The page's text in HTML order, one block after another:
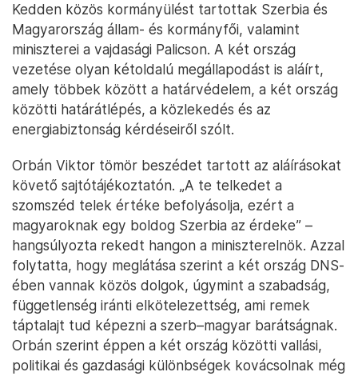
Kedden közös kormányülést tartottak Szerbia és
Magyarország állam- és kormányfői, valamint
miniszterei a vajdasági Palicson. A két ország
vezetése olyan kétoldalú megállapodást is aláírt,
amely többek között a határvédelem, a két ország
közötti határátlépés, a közlekedés és az
energiabiztonság kérdéseiről szólt.
Orbán Viktor tömör beszédet tartott az aláírásokat
követő sajtótájékoztatón. „A te telkedet a
szomszéd telek értéke befolyásolja, ezért a
magyaroknak egy boldog Szerbia az érdeke” –
hangsúlyozta rekedt hangon a miniszterelnök. Azzal
folytatta, hogy meglátása szerint a két ország DNS-
ében vannak közös dolgok, úgymint a szabadság,
függetlenség iránti elkötelezettség, ami remek
táptalajt tud képezni a szerb–magyar barátságnak.
Orbán szerint éppen a két ország közötti vallási,
politikai és gazdasági különbségek kovácsolnak még